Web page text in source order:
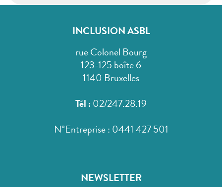
INCLUSION ASBL
rue Colonel Bourg
123-125 boîte 6
1140 Bruxelles
Tél : 02/247.28.19
N°Entreprise : 0441 427 501
NEWSLETTER